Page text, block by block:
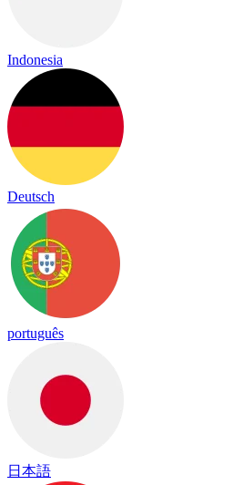
Indonesia
Deutsch
português
日本語